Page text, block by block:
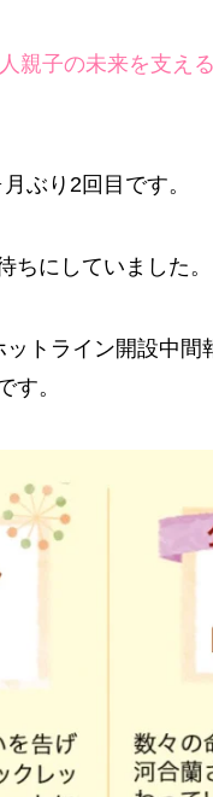
人親子の未来を支え
ぶり2回目です。
ちにしていました。
トライン開設中間
す。